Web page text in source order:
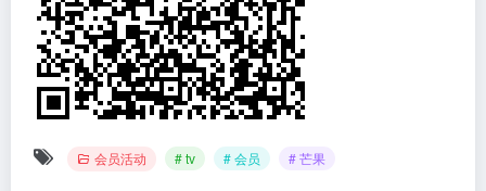
会员活动 # tv # 会员 # 芒果